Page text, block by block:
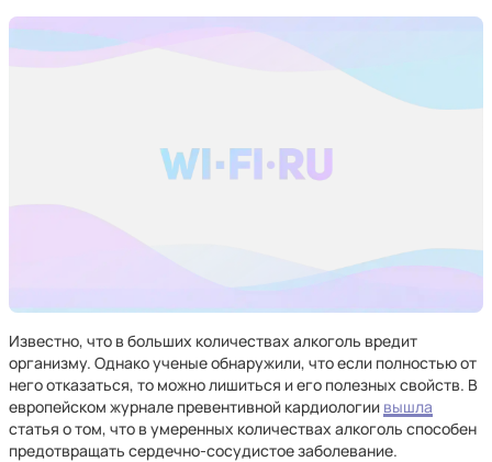
Известно, что в больших количествах алкоголь вредит
организму. Однако ученые обнаружили, что если полностью от
него отказаться, то можно лишиться и его полезных свойств. В
европейском журнале превентивной кардиологии вышла
статья о том, что в умеренных количествах алкоголь способен
предотвращать сердечно-сосудистое заболевание.